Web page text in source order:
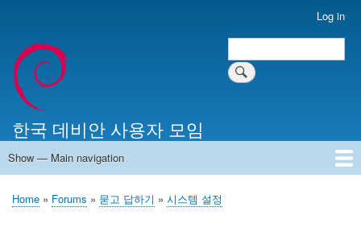
account
menu
Log in
Search
한국 데비안 사용자 모임
Main
Show — Main navigation
Home
알리는 말씀
최근 게시물
위키 문서
미러 서버
Breadcrumb
Home Forums 묻고 답하기 시스템 설정